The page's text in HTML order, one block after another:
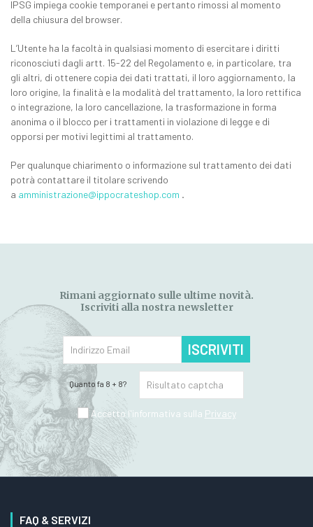
IPSG impiega cookie temporanei e pertanto rimossi al momento
della chiusura del browser.
L’Utente ha la facoltà in qualsiasi momento di esercitare i diritti
riconosciuti dagli artt. 15-22 del Regolamento e, in particolare, tra
gli altri, di ottenere copia dei dati trattati, il loro aggiornamento, la
loro origine, la finalità e la modalità del trattamento, la loro rettifica
o integrazione, la loro cancellazione, la trasformazione in forma
anonima o il blocco per i trattamenti in violazione di legge e di
opporsi per motivi legittimi al trattamento.
Per qualunque chiarimento o informazione sul trattamento dei dati
potrà contattare il titolare scrivendo
a amministrazione@ippocrateshop.com .
Rimani aggiornato sulle ultime novità.
Iscriviti alla nostra newsletter
ISCRIVITI
Quanto fa 8 + 8?
Accetto l'informativa sulla Privacy
FAQ & SERVIZI